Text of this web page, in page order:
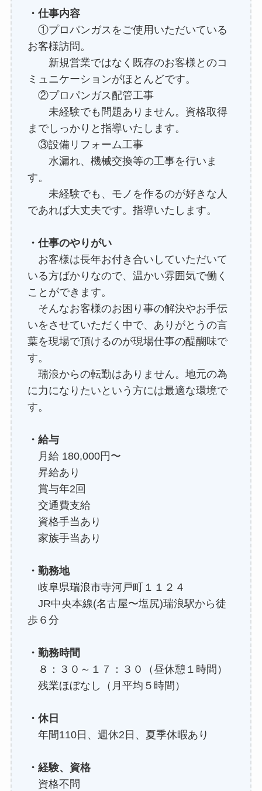
・仕事内容
①プロパンガスをご使用いただいている
お客様訪問。
新規営業ではなく既存のお客様とのコ
ミュニケーションがほとんどです。
②プロパンガス配管工事
未経験でも問題ありません。資格取得
までしっかりと指導いたします。
③設備リフォーム工事
水漏れ、機械交換等の工事を行いま
す。
未経験でも、モノを作るのが好きな人
であれば大丈夫です。指導いたします。
・仕事のやりがい
お客様は長年お付き合いしていただいて
いる方ばかりなので、温かい雰囲気で働く
ことができます。
そんなお客様のお困り事の解決やお手伝
いをさせていただく中で、ありがとうの言
葉を現場で頂けるのが現場仕事の醍醐味で
す。
瑞浪からの転勤はありません。地元の為
に力になりたいという方には最適な環境で
す。
・給与
⽉給 180,000円〜
昇給あり
賞与年2回
交通費支給
資格手当あり
家族手当あり
・勤務地
岐阜県瑞浪市寺河戸町１１２４
JR中央本線(名古屋〜塩尻)瑞浪駅から徒
歩６分
・勤務時間
８：３０～１７：３０（昼休憩１時間）
残業ほぼなし（月平均５時間）
・休日
年間110日、週休2日、夏季休暇あり
・経験、資格
資格不問